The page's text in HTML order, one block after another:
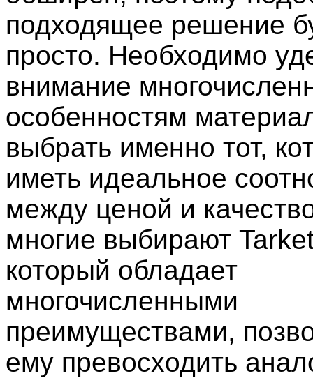
подходящее решение
просто. Необходимо
внимание
особенностям
выбрать именно тот,
иметь идеальное
между ценой и
многие выбирают
который обладает
многочисленными
преимуществами,
ему превосходить